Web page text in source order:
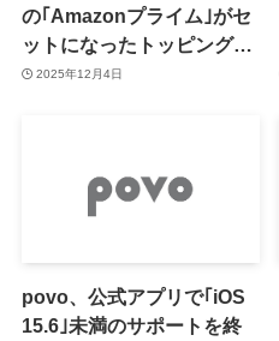
の｢Amazonプライム｣がセ
ットになったトッピングを
提供開始
2025年12月4日
povo、公式アプリで｢iOS
15.6｣未満のサポートを終